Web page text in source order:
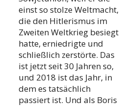
einst so stolze Weltmacht,
die den Hitlerismus im
Zweiten Weltkrieg besiegt
hatte, erniedrigte und
schließlich zerstörte. Das
ist jetzt seit 30 Jahren so,
und 2018 ist das Jahr, in
dem es tatsächlich
passiert ist. Und als Boris